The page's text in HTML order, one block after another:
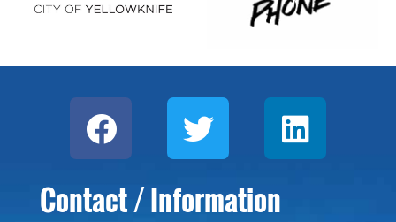
Contact / Information